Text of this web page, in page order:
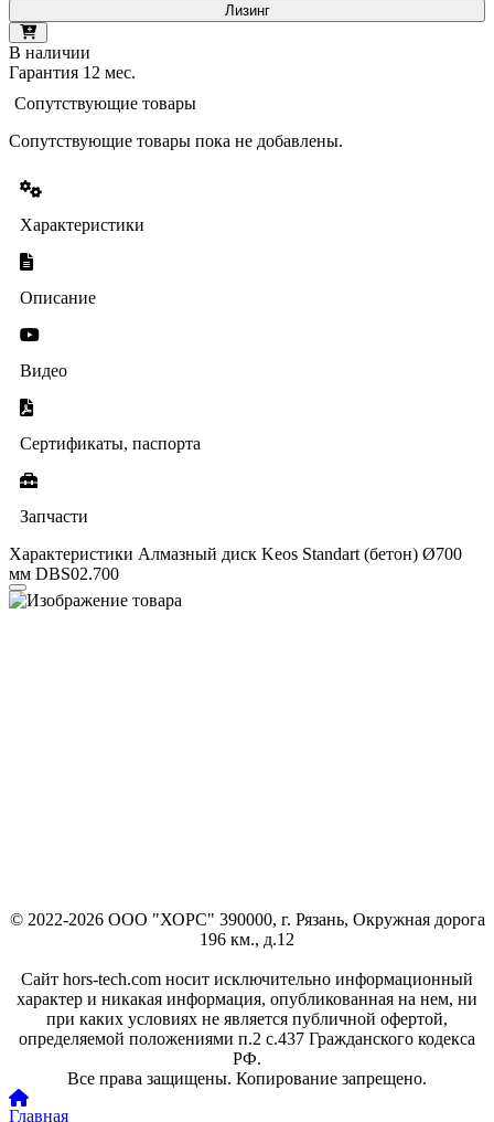
Лизинг
В наличии
Гарантия 12 мес.
Сопутствующие товары
Сопутствующие товары пока не добавлены.
Характеристики
Описание
Видео
Сертификаты, паспорта
Запчасти
Характеристики Алмазный диск Keos Standart (бетон) Ø700
мм DBS02.700
© 2022-2026 ООО "ХОРС" 390000, г. Рязань, Окружная дорога
196 км., д.12
Сайт hors-tech.com носит исключительно информационный
характер и никакая информация, опубликованная на нем, ни
при каких условиях не является публичной офертой,
определяемой положениями п.2 с.437 Гражданского кодекса
РФ.
Все права защищены. Копирование запрещено.
Главная